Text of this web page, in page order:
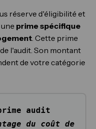
réserve d'éligibilité et
prime spécifique
. Cette prime
l'audit. Son montant
de votre catégorie
audit
du coût de